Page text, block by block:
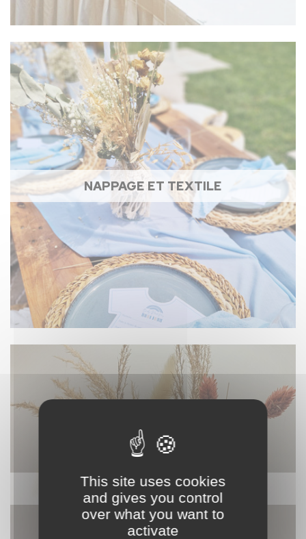
NAPPAGE ET TEXTILE
DÉCORATION
This site uses cookies
and gives you control
over what you want to
activate